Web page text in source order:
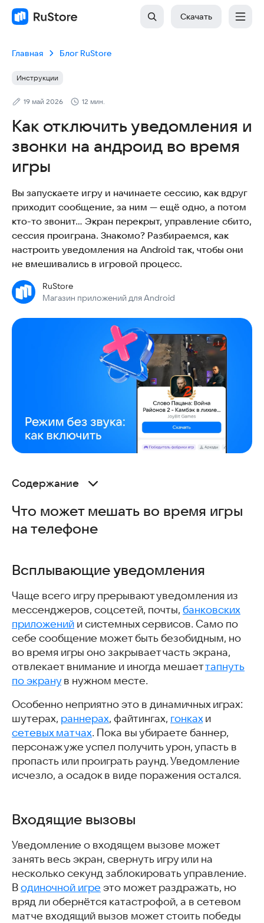
Скачать
Главная Блог RuStore
Инструкции
19 май 2026 12 мин.
Как отключить уведомления и
звонки на андроид во время
игры
Вы запускаете игру и начинаете сессию, как вдруг
приходит сообщение, за ним — ещё одно, а потом
кто-то звонит… Экран перекрыт, управление сбито,
сессия проиграна. Знакомо? Разбираемся, как
настроить уведомления на Android так, чтобы они
не вмешивались в игровой процесс.
RuStore
Магазин приложений для Android
Содержание
Как отключить уведомления на Android во время игр
Приложения для управления уведомлениями
панели громкости
автоматический бесшумный режим
Volume Control — Регулятор громкости
Скачать приложения для управления звуком на
смартфоне
Что может мешать во время игры
на телефоне
Всплывающие уведомления
Чаще всего игру прерывают уведомления из
мессенджеров, соцсетей, почты, банковских
приложений и системных сервисов. Само по
себе сообщение может быть безобидным, но
во время игры оно закрывает часть экрана,
отвлекает внимание и иногда мешаеттапнуть
по экранув нужном месте.
Особенно неприятно это в динамичных играх:
шутерах, раннерах, файтингах, гонках и
сетевых матчах. Пока вы убираете баннер,
персонаж уже успел получить урон, упасть в
пропасть или проиграть раунд. Уведомление
исчезло, а осадок в виде поражения остался.
Входящие вызовы
Уведомление о входящем вызове может
занять весь экран, свернуть игру или на
несколько секунд заблокировать управление.
В одиночной игре это может раздражать, но
вряд ли обернётся катастрофой, а в сетевом
матче входящий вызов может стоить победы